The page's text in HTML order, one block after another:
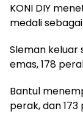
KONI DIY
medali
Sleman keluar
emas, 178
Bantul
perak, dan 173